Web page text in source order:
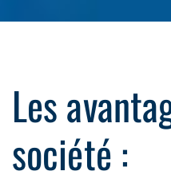
Les
société :